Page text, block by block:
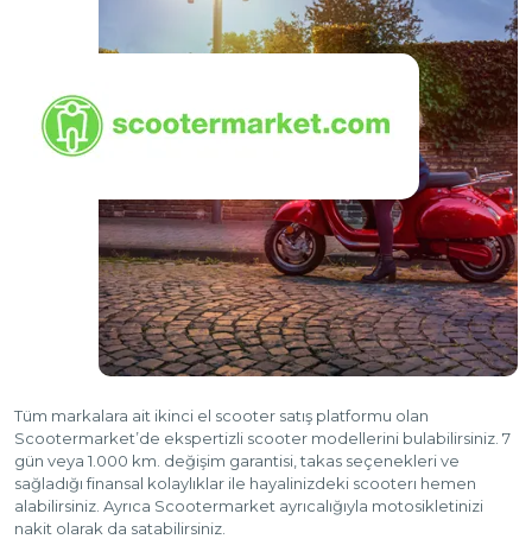
Tüm markalara ait ikinci el scooter satış platformu olan
Scootermarket’de ekspertizli scooter modellerini bulabilirsiniz. 7
gün veya 1.000 km. değişim garantisi, takas seçenekleri ve
sağladığı finansal kolaylıklar ile hayalinizdeki scooterı hemen
alabilirsiniz. Ayrıca Scootermarket ayrıcalığıyla motosikletinizi
nakit olarak da satabilirsiniz.